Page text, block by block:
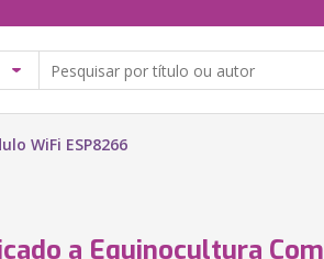
WiFi ESP8266
a Equinocultura Com